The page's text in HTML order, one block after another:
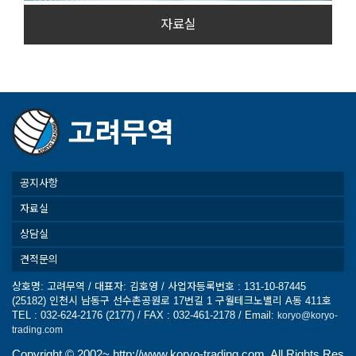
자료실
공지사항
자료실
상담실
견적문의
상호명: 고려무역 / 대표자: 김호영 / 사업자등록번호 : 131-10-87445
(25182) 인천시 남동구 선수촌공원로 17번길 1 구월테크노밸리 A동 411호
TEL : 032-624-2176 (2177) / FAX : 032-461-2178 / Email: koryo@koryo-
trading.com